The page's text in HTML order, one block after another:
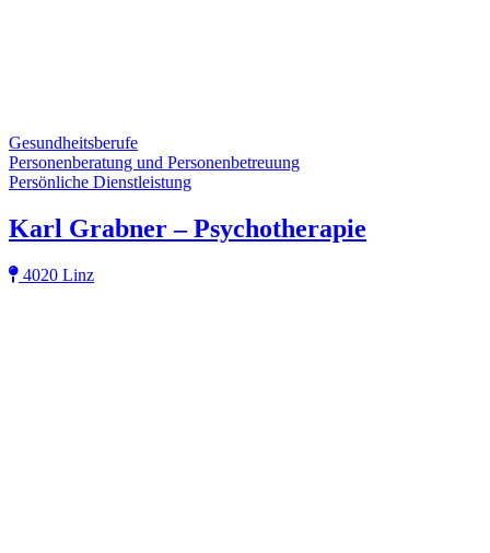
Gesundheitsberufe
Personenberatung und Personenbetreuung
Persönliche Dienstleistung
Karl Grabner – Psychotherapie
4020 Linz